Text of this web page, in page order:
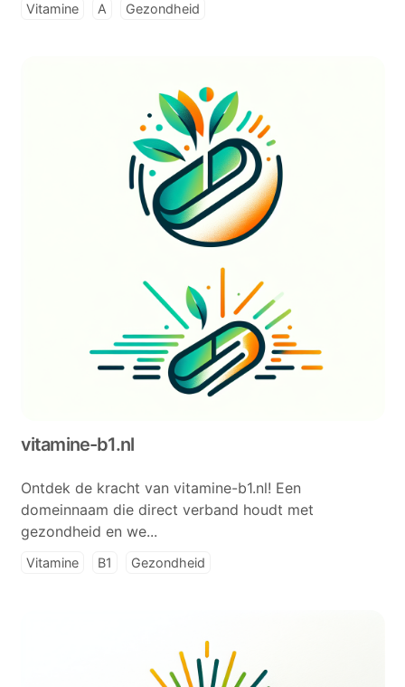
Vitamine A Gezondheid
vitamine-b1.nl
Ontdek de kracht van vitamine-b1.nl! Een
domeinnaam die direct verband houdt met
gezondheid en we...
Vitamine B1 Gezondheid